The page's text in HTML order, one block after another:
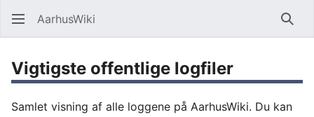
AarhusWiki Søg
Vigtigste offentlige logfiler
Samlet visning af alle loggene på AarhusWiki. Du kan